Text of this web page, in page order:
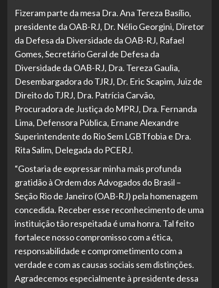
Fizeram parte da mesa Dra. Ana Tereza Basílio,
presidente da OAB-RJ, Dr. Nélio Georgini, Diretor
da Defesa da Diversidade da OAB-RJ, Rafael
Gomes, Secretário Geral de Defesa da
Diversidade da OAB-RJ, Dra. Tereza Gaulia,
Desembargadora do TJRJ, Dr. Eric Scapim, Juiz de
Direito do TJRJ, Dra. Patrícia Carvão,
Procuradora de Justiça do MPRJ, Dra. Fernanda
Lima, Defensora Pública, Ernane Alexandre
Superintendente do Rio Sem LGBTfobia e Dra.
Rita Salim, Delegada do PCERJ.
“Gostaria de expressar minha mais profunda
gratidão à Ordem dos Advogados do Brasil –
Seção Rio de Janeiro (OAB-RJ) pela homenagem
concedida. Receber esse reconhecimento de uma
instituição tão respeitada é uma honra. Tal feito
fortalece nosso compromisso com a ética,
responsabilidade e comprometimento com a
verdade e com as causas sociais sem distinções.
Agradecemos especialmente à presidente dessa